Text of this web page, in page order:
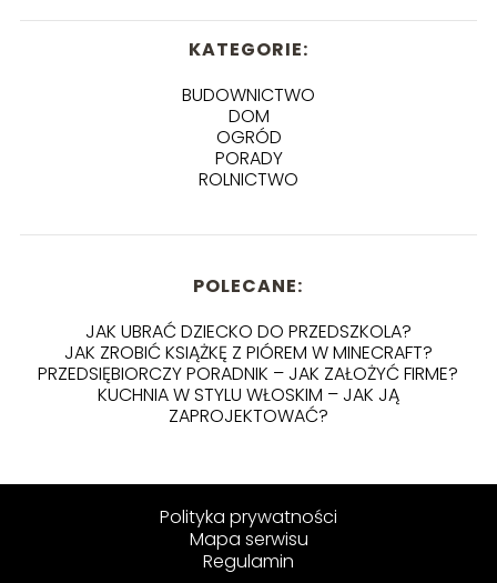
KATEGORIE:
BUDOWNICTWO
DOM
OGRÓD
PORADY
ROLNICTWO
POLECANE:
JAK UBRAĆ DZIECKO DO PRZEDSZKOLA?
JAK ZROBIĆ KSIĄŻKĘ Z PIÓREM W MINECRAFT?
PRZEDSIĘBIORCZY PORADNIK – JAK ZAŁOŻYĆ FIRME?
KUCHNIA W STYLU WŁOSKIM – JAK JĄ
ZAPROJEKTOWAĆ?
Polityka prywatności
Mapa serwisu
Regulamin